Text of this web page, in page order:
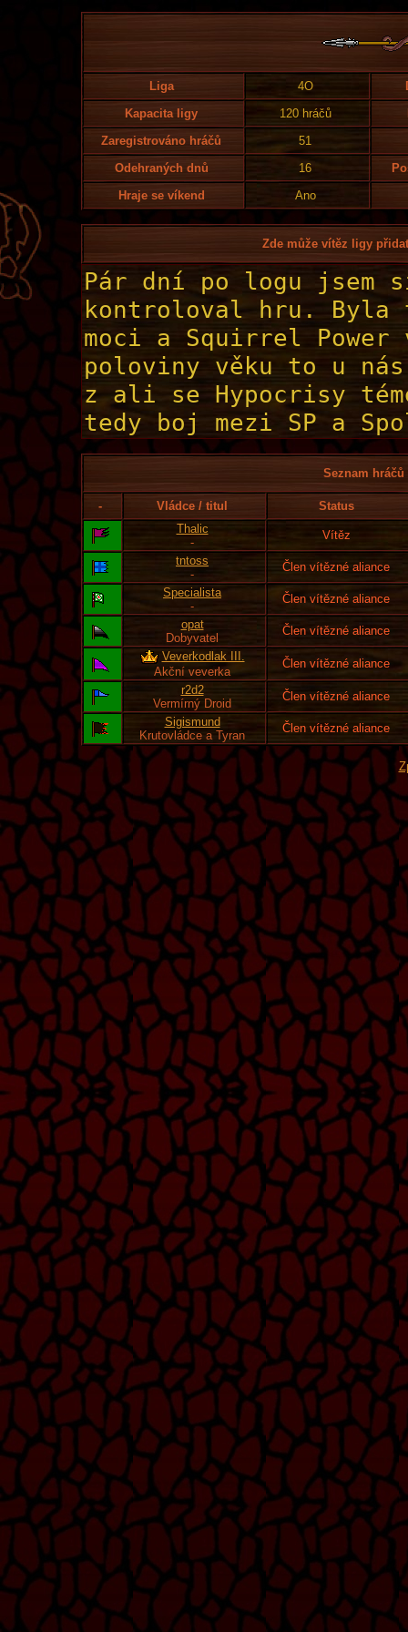
Liga 4O
Kapacita ligy
120 hráčů
Zaregistrováno hráčů
51
Odehraných dnů
16
Hraje se víkend
Ano
Zde může vítěz ligy
Seznam
- Vládce / titul
Status
Thalic
-
Vítěz
tntoss
-
Člen vítězné aliance
Specialista
-
Člen vítězné aliance
opat
Dobyvatel
Člen vítězné aliance
Veverkodlak III.
Akční veverka
Člen vítězné aliance
r2d2
Vermírný Droid
Člen vítězné aliance
Sigismund
Krutovládce a Tyran
Člen vítězné aliance